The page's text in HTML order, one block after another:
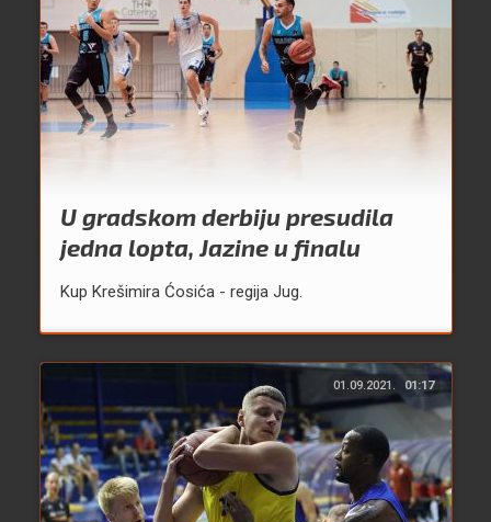
U gradskom derbiju presudila
jedna lopta, Jazine u finalu
Kup Krešimira Ćosića - regija Jug.
01.09.2021. 01:17